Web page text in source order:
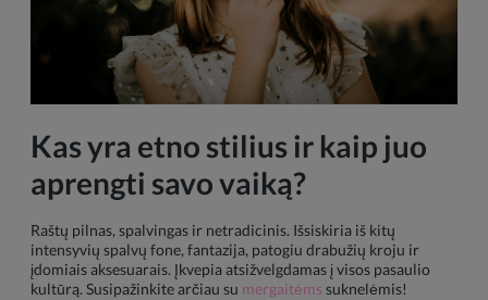
Kas yra etno stilius ir kaip juo
aprengti savo vaiką?
Raštų pilnas, spalvingas ir netradicinis. Išsiskiria iš kitų
intensyvių spalvų fone, fantazija, patogiu drabužių kroju ir
įdomiais aksesuarais. Įkvepia atsižvelgdamas į visos pasaulio
kultūrą. Susipažinkite arčiau su mergaitėms suknelėmis!